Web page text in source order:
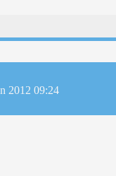
2012 09:24